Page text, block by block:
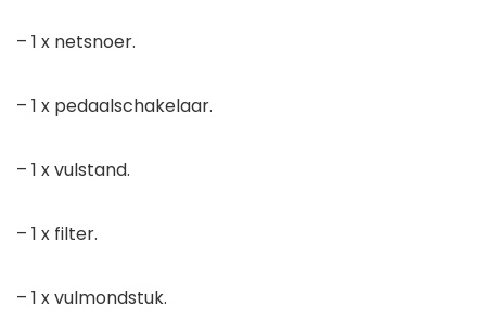
– 1 x netsnoer.
– 1 x pedaalschakelaar.
– 1 x vulstand.
– 1 x filter.
– 1 x vulmondstuk.